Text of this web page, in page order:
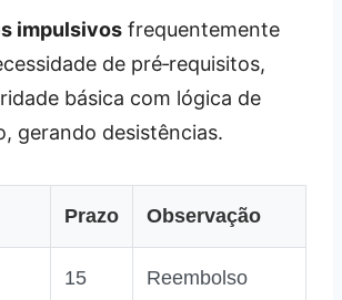
impulsivos frequentemente
de pré‑requisitos,
básica com lógica de
gerando desistências.
Prazo Observação
15
Reembolso